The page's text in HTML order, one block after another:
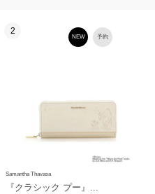
2
予約
NEW
Samantha Thavasa
『クラシック プー』...